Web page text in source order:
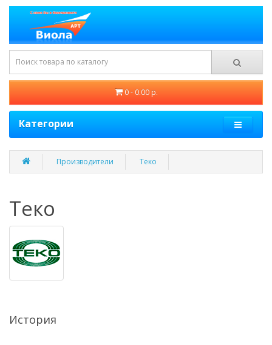
0 - 0.00 р.
Категории
Производители Теко
Теко
История